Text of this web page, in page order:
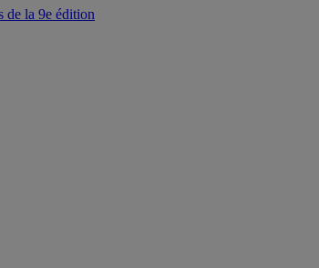
de la 9e édition